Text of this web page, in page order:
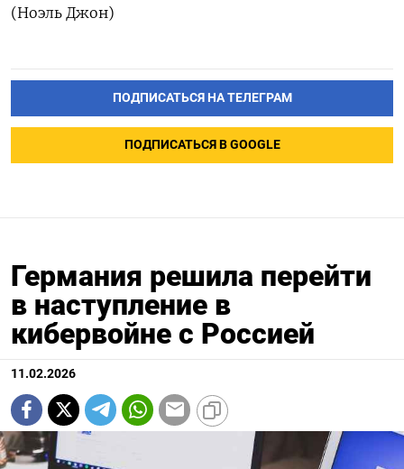
(Ноэль Джон)
ПОДПИСАТЬСЯ НА ТЕЛЕГРАМ
ПОДПИСАТЬСЯ В GOOGLE
Германия решила перейти
в наступление в
кибервойне с Россией
11.02.2026